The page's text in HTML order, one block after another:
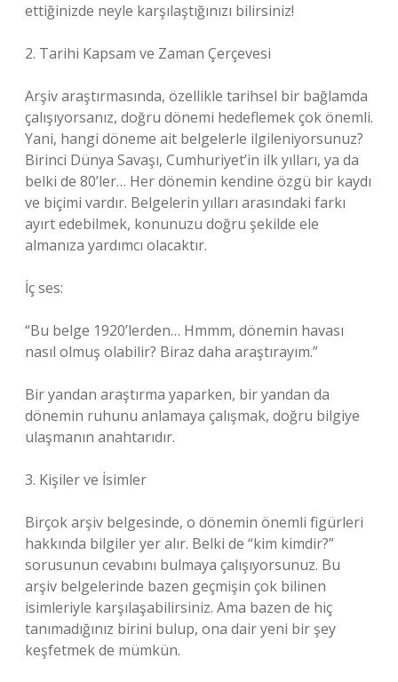
ettiğinizde neyle karşılaştığınızı bilirsiniz!
2. Tarihi Kapsam ve Zaman Çerçevesi
Arşiv araştırmasında, özellikle tarihsel bir bağlamda
çalışıyorsanız, doğru dönemi hedeflemek çok önemli.
Yani, hangi döneme ait belgelerle ilgileniyorsunuz?
Birinci Dünya Savaşı, Cumhuriyet’in ilk yılları, ya da
belki de 80’ler… Her dönemin kendine özgü bir kaydı
ve biçimi vardır. Belgelerin yılları arasındaki farkı
ayırt edebilmek, konunuzu doğru şekilde ele
almanıza yardımcı olacaktır.
İç ses:
“Bu belge 1920’lerden… Hmmm, dönemin havası
nasıl olmuş olabilir? Biraz daha araştırayım.”
Bir yandan araştırma yaparken, bir yandan da
dönemin ruhunu anlamaya çalışmak, doğru bilgiye
ulaşmanın anahtarıdır.
3. Kişiler ve İsimler
Birçok arşiv belgesinde, o dönemin önemli figürleri
hakkında bilgiler yer alır. Belki de “kim kimdir?”
sorusunun cevabını bulmaya çalışıyorsunuz. Bu
arşiv belgelerinde bazen geçmişin çok bilinen
isimleriyle karşılaşabilirsiniz. Ama bazen de hiç
tanımadığınız birini bulup, ona dair yeni bir şey
keşfetmek de mümkün.